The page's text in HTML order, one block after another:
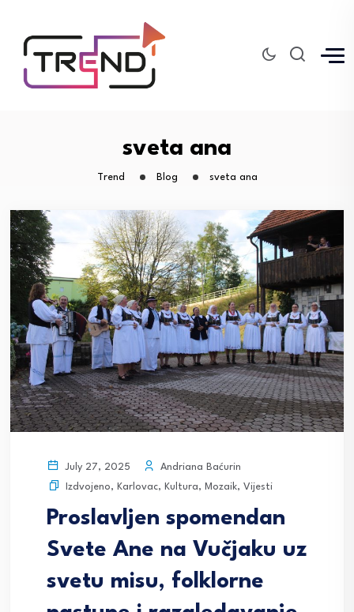
sveta ana
Trend Blog sveta ana
July 27, 2025
Andriana Baćurin
Izdvojeno, Karlovac, Kultura, Mozaik, Vijesti
Proslavljen spomendan
Svete Ane na Vučjaku uz
svetu misu, folklorne